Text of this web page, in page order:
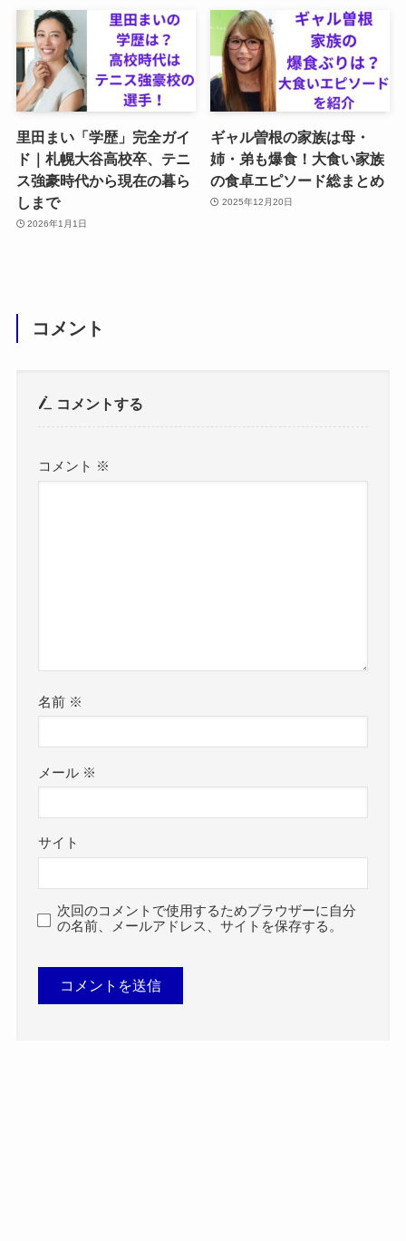
里田まい「学歴」完全ガイ
ド｜札幌大谷高校卒、テニ
ス強豪時代から現在の暮ら
しまで
2026年1月1日
ギャル曽根の家族は母・
姉・弟も爆食！大食い家族
の食卓エピソード総まとめ
2025年12月20日
コメント
コメントする
コメント ※
名前 ※
メール ※
サイト
次回のコメントで使用するためブラウザーに自分
の名前、メールアドレス、サイトを保存する。